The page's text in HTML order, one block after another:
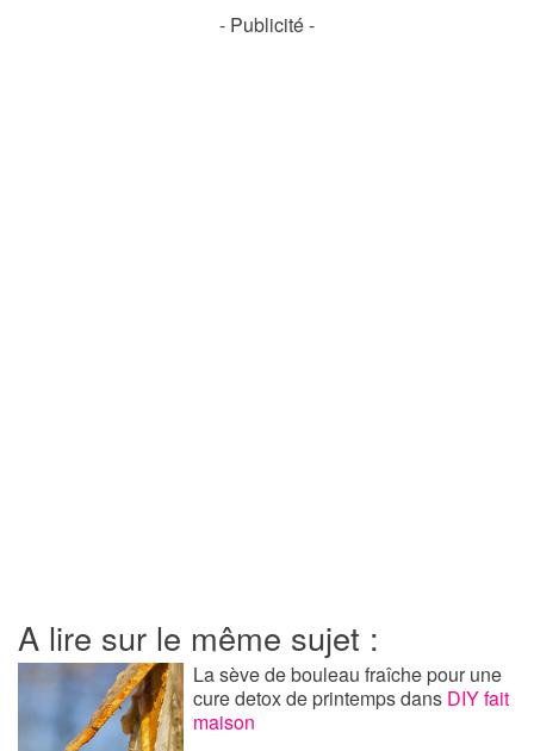
- Publicité -
A lire sur le même sujet :
La sève de bouleau fraîche pour une
cure detox de printempsdans DIY fait
maison